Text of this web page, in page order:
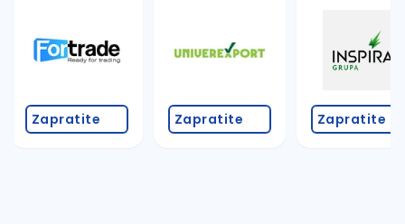
Zapratite Zapratite Zapratite